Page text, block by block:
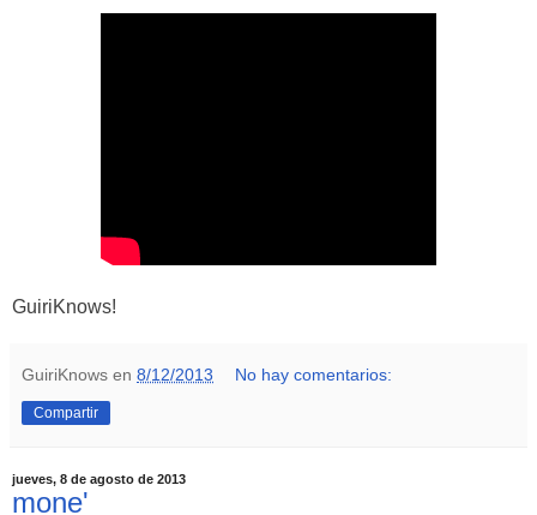
GuiriKnows!
GuiriKnows en 8/12/2013 No hay comentarios:
Compartir
jueves, 8 de agosto de 2013
mone'